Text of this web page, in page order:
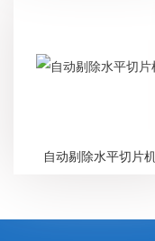
自动剔除水平切片